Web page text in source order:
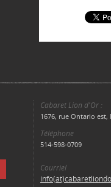
Cabaret Lion d'Or :
1676, rue Ontario est,
Téléphone
514-598-0709
Courriel